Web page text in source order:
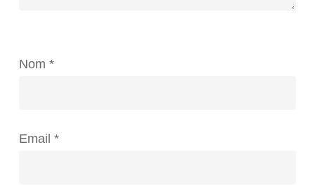
Nom *
Email *